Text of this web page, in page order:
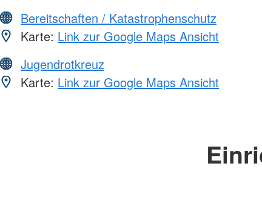
Bereitschaften / Katastrophenschutz
Karte: Link zur Google Maps Ansicht
Jugendrotkreuz
Karte: Link zur Google Maps Ansicht